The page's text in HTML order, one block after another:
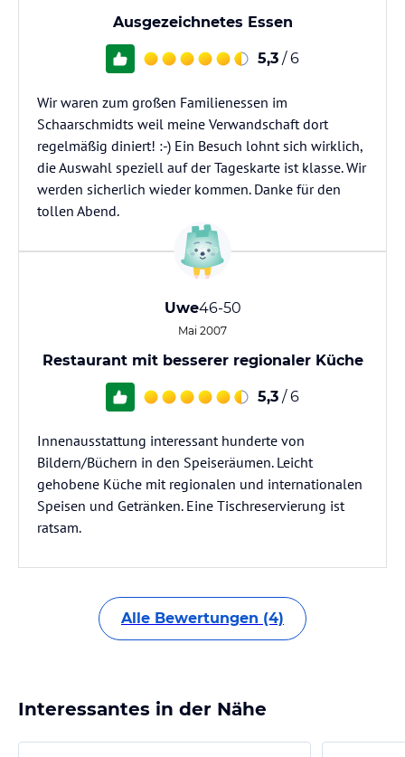
Ausgezeichnetes Essen
5,3 / 6
Wir waren zum großen Familienessen im
Schaarschmidts weil meine Verwandschaft dort
regelmäßig diniert! :-) Ein Besuch lohnt sich wirklich,
die Auswahl speziell auf der Tageskarte ist klasse. Wir
werden sicherlich wieder kommen. Danke für den
tollen Abend.
Uwe46-50
Mai 2007
Restaurant mit besserer regionaler Küche
5,3 / 6
Innenausstattung interessant hunderte von
Bildern/Büchern in den Speiseräumen. Leicht
gehobene Küche mit regionalen und internationalen
Speisen und Getränken. Eine Tischreservierung ist
ratsam.
Alle Bewertungen (4)
Interessantes in der Nähe